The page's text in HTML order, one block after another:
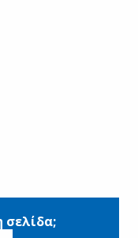
σελίδα;